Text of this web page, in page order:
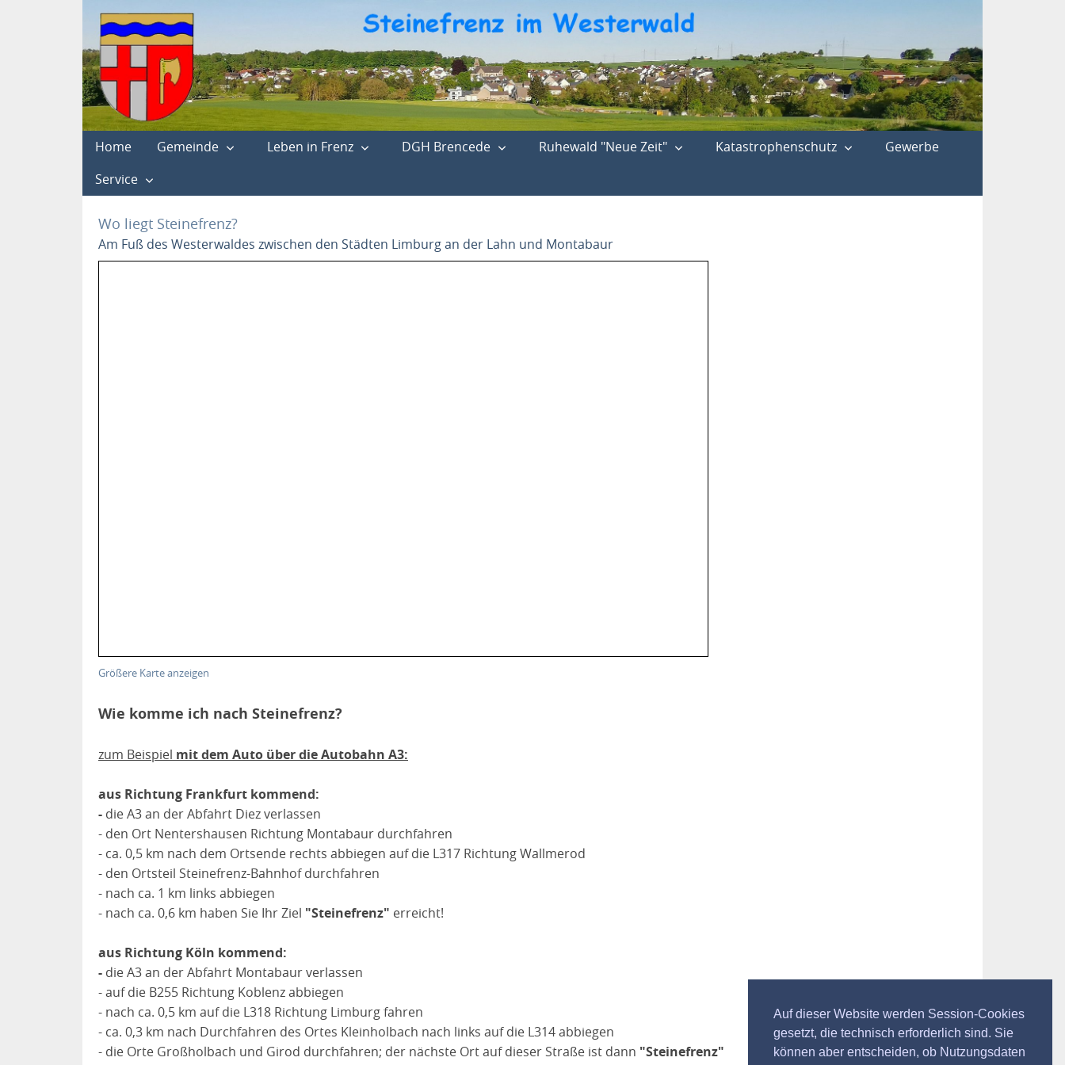
Auf dieser Website werden Session-Cookies
gesetzt, die technisch erforderlich sind. Sie
können aber entscheiden, ob Nutzungsdaten
Home Gemeinde Leben in Frenz DGH Brencede Ruhewald "Neue Zeit" Katastrophenschutz
Gewerbe
Service
Wo liegt Steinefrenz?
Am Fuß des Westerwaldes zwischen den Städten Limburg an der Lahn und Montabaur
Größere Karte anzeigen
Wie komme ich nach Steinefrenz?
zum Beispiel mit dem Auto über die Autobahn A3:
aus Richtung Frankfurt kommend:
- die A3 an der Abfahrt Diez verlassen
- den Ort Nentershausen Richtung Montabaur durchfahren
- ca. 0,5 km nach dem Ortsende rechts abbiegen auf die L317 Richtung Wallmerod
- den Ortsteil Steinefrenz-Bahnhof durchfahren
- nach ca. 1 km links abbiegen
- nach ca. 0,6 km haben Sie Ihr Ziel "Steinefrenz" erreicht!
aus Richtung Köln kommend:
- die A3 an der Abfahrt Montabaur verlassen
- auf die B255 Richtung Koblenz abbiegen
- nach ca. 0,5 km auf die L318 Richtung Limburg fahren
- ca. 0,3 km nach Durchfahren des Ortes Kleinholbach nach links auf die L314 abbiegen
- die Orte Großholbach und Girod durchfahren; der nächste Ort auf dieser Straße ist dann "Steinefrenz"